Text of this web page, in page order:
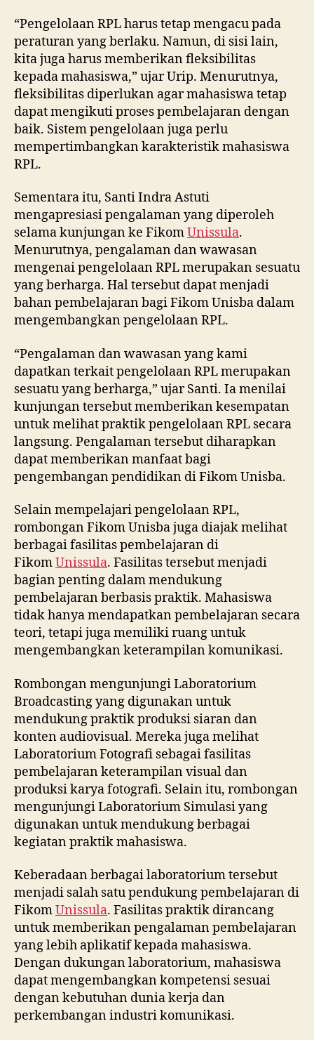
“Pengelolaan RPL harus tetap mengacu pada
peraturan yang berlaku. Namun, di sisi lain,
kita juga harus memberikan fleksibilitas
kepada mahasiswa,” ujar Urip. Menurutnya,
fleksibilitas diperlukan agar mahasiswa tetap
dapat mengikuti proses pembelajaran dengan
baik. Sistem pengelolaan juga perlu
mempertimbangkan karakteristik mahasiswa
RPL.
Sementara itu, Santi Indra Astuti
mengapresiasi pengalaman yang diperoleh
selama kunjungan ke FikomUnissula.
Menurutnya, pengalaman dan wawasan
mengenai pengelolaan RPL merupakan sesuatu
yang berharga. Hal tersebut dapat menjadi
bahan pembelajaran bagi Fikom Unisba dalam
mengembangkan pengelolaan RPL.
“Pengalaman dan wawasan yang kami
dapatkan terkait pengelolaan RPL merupakan
sesuatu yang berharga,” ujar Santi. Ia menilai
kunjungan tersebut memberikan kesempatan
untuk melihat praktik pengelolaan RPL secara
langsung. Pengalaman tersebut diharapkan
dapat memberikan manfaat bagi
pengembangan pendidikan di Fikom Unisba.
Selain mempelajari pengelolaan RPL,
rombongan Fikom Unisba juga diajak melihat
berbagai fasilitas pembelajaran di
FikomUnissula. Fasilitas tersebut menjadi
bagian penting dalam mendukung
pembelajaran berbasis praktik. Mahasiswa
tidak hanya mendapatkan pembelajaran secara
teori, tetapi juga memiliki ruang untuk
mengembangkan keterampilan komunikasi.
Rombongan mengunjungi Laboratorium
Broadcasting yang digunakan untuk
mendukung praktik produksi siaran dan
konten audiovisual. Mereka juga melihat
Laboratorium Fotografi sebagai fasilitas
pembelajaran keterampilan visual dan
produksi karya fotografi. Selain itu, rombongan
mengunjungi Laboratorium Simulasi yang
digunakan untuk mendukung berbagai
kegiatan praktik mahasiswa.
Keberadaan berbagai laboratorium tersebut
menjadi salah satu pendukung pembelajaran di
FikomUnissula. Fasilitas praktik dirancang
untuk memberikan pengalaman pembelajaran
yang lebih aplikatif kepada mahasiswa.
Dengan dukungan laboratorium, mahasiswa
dapat mengembangkan kompetensi sesuai
dengan kebutuhan dunia kerja dan
perkembangan industri komunikasi.